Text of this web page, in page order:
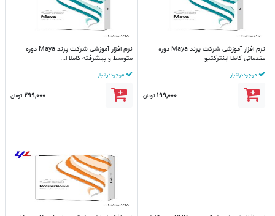
نرم افزار آموزشی شرکت پرند Maya دوره
مقدماتی کاملا اینترکتیو
موجود در انبار
199,000 تومان
نرم افزار آموزشی شرکت پرند Maya دوره
متوسط و پیشرفته کاملا ا...
موجود در انبار
299,000 تومان